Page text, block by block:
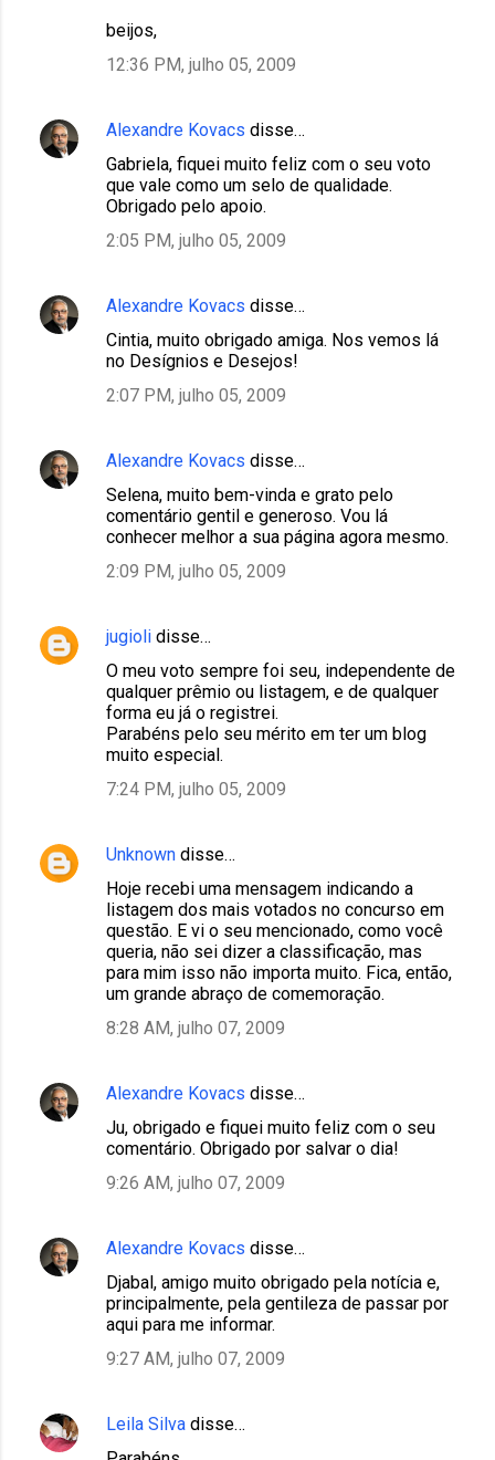
beijos,
12:36 PM, julho 05, 2009
Alexandre Kovacs disse…
Gabriela, fiquei muito feliz com o seu voto
que vale como um selo de qualidade.
Obrigado pelo apoio.
2:05 PM, julho 05, 2009
Alexandre Kovacs disse…
Cintia, muito obrigado amiga. Nos vemos lá
no Desígnios e Desejos!
2:07 PM, julho 05, 2009
Alexandre Kovacs disse…
Selena, muito bem-vinda e grato pelo
comentário gentil e generoso. Vou lá
conhecer melhor a sua página agora mesmo.
2:09 PM, julho 05, 2009
jugioli disse…
O meu voto sempre foi seu, independente de
qualquer prêmio ou listagem, e de qualquer
forma eu já o registrei.
Parabéns pelo seu mérito em ter um blog
muito especial.
7:24 PM, julho 05, 2009
Unknown disse…
Hoje recebi uma mensagem indicando a
listagem dos mais votados no concurso em
questão. E vi o seu mencionado, como você
queria, não sei dizer a classificação, mas
para mim isso não importa muito. Fica, então,
um grande abraço de comemoração.
8:28 AM, julho 07, 2009
Alexandre Kovacs disse…
Ju, obrigado e fiquei muito feliz com o seu
comentário. Obrigado por salvar o dia!
9:26 AM, julho 07, 2009
Alexandre Kovacs disse…
Djabal, amigo muito obrigado pela notícia e,
principalmente, pela gentileza de passar por
aqui para me informar.
9:27 AM, julho 07, 2009
Leila Silva disse…